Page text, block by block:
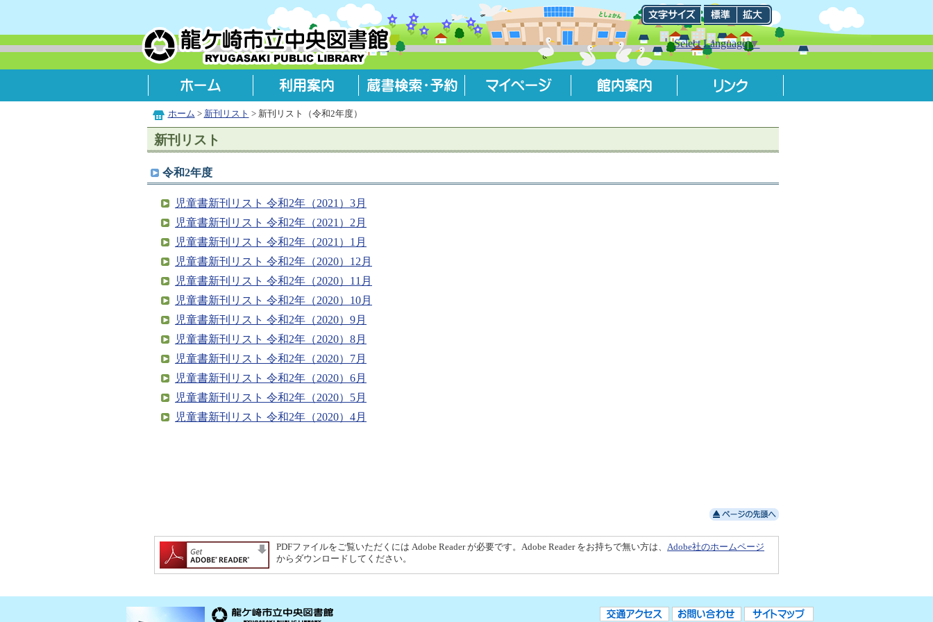
Select Language▼
ホーム > 新刊リスト > 新刊リスト（令和2年度）
新刊リスト
令和2年度
児童書新刊リスト 令和2年（2021）3月
児童書新刊リスト 令和2年（2021）2月
児童書新刊リスト 令和2年（2021）1月
児童書新刊リスト 令和2年（2020）12月
児童書新刊リスト 令和2年（2020）11月
児童書新刊リスト 令和2年（2020）10月
児童書新刊リスト 令和2年（2020）9月
児童書新刊リスト 令和2年（2020）8月
児童書新刊リスト 令和2年（2020）7月
児童書新刊リスト 令和2年（2020）6月
児童書新刊リスト 令和2年（2020）5月
児童書新刊リスト 令和2年（2020）4月
PDFファイルをご覧いただくには Adobe Reader が必要です。Adobe Reader をお持ちで無い方は、 Adobe社のホームページ
からダウンロードしてください。